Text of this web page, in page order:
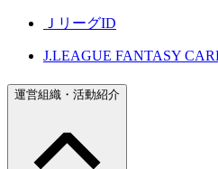
ＪリーグID
J.LEAGUE FANTASY
運営組織・活動紹介